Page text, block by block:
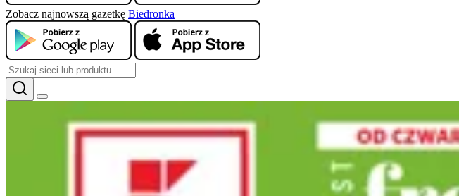
Zobacz najnowszą gazetkę Biedronka